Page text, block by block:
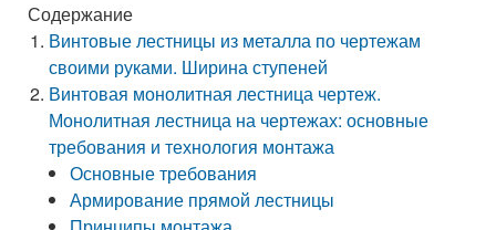
Содержание
Винтовые лестницы из металла по чертежам
своими руками. Ширина ступеней
Винтовая монолитная лестница чертеж.
Монолитная лестница на чертежах: основные
требования и технология монтажа
Основные требования
Армирование прямой лестницы